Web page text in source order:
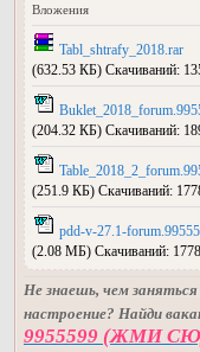
Вложения
Tabl_shtrafy_2018.rar
(632.53 КБ) Скачиваний:
(204.32 КБ) Скачиваний:
(251.9 КБ) Скачиваний:
pdd-v-27.1-
(2.08 МБ) Скачиваний:
Не знаешь, чем
настроение? Найди
9955599 (ЖМИ